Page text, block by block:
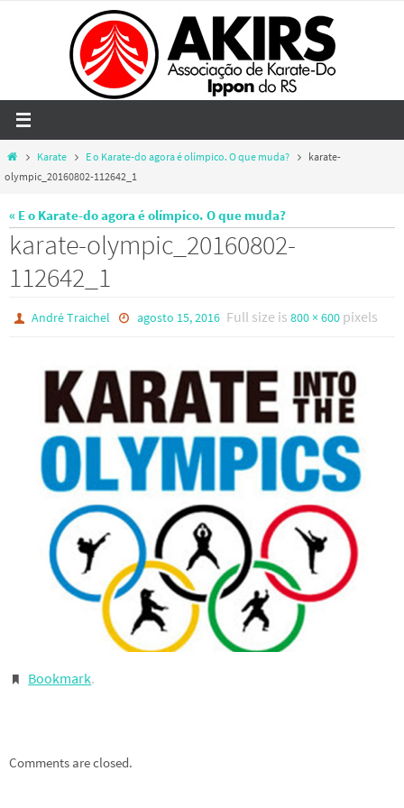
HomeKarate E o Karate-do agora é olímpico. O que muda?
karate-
olympic_20160802-112642_1
« E o Karate-do agora é olímpico. O que muda?
karate-olympic_20160802-
112642_1
André Traichel agosto 15, 2016 Full size is 800 × 600pixels
Bookmark.
Comments are closed.